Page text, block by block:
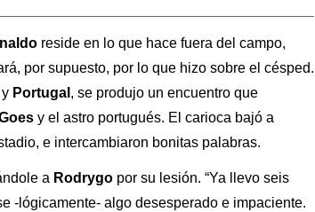
reside en lo que hace fuera del campo,
por supuesto, por lo que hizo sobre el césped.
y Portugal , se produjo un encuentro que
y el astro portugués. El carioca bajó a
e intercambiaron bonitas palabras.
a Rodrygo por su lesión. “Ya llevo seis
-lógicamente- algo desesperado e impaciente.